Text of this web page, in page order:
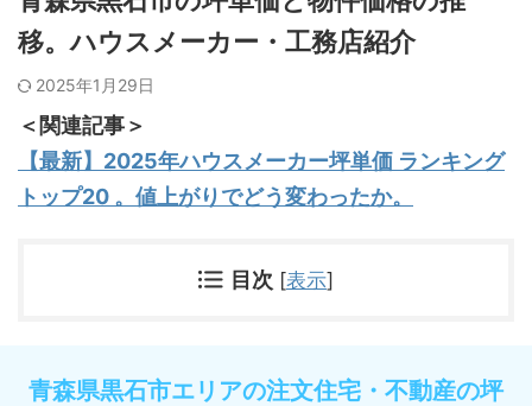
移。ハウスメーカー・工務店紹介
2025年1月29日
＜関連記事＞
【最新】2025年ハウスメーカー坪単価 ランキング
トップ20 。値上がりでどう変わったか。
目次 [表示]
青森県黒石市エリアの注文住宅・不動産の坪